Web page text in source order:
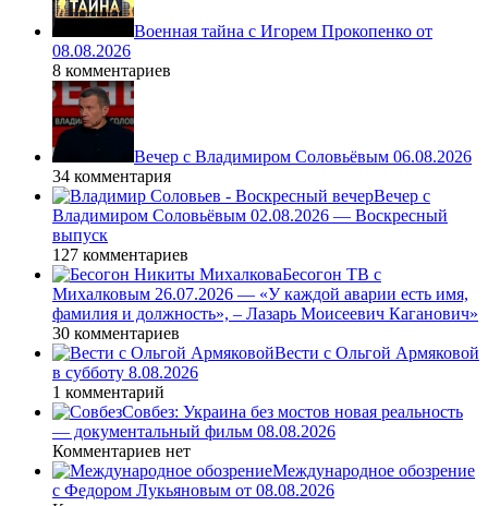
Военная тайна с Игорем Прокопенко от
08.08.2026
8 комментариев
Вечер с Владимиром Соловьёвым 06.08.2026
34 комментария
Вечер с
Владимиром Соловьёвым 02.08.2026 — Воскресный
выпуск
127 комментариев
Бесогон ТВ с
Михалковым 26.07.2026 — «У каждой аварии есть имя,
фамилия и должность», – Лазарь Моисеевич Каганович»
30 комментариев
Вести с Ольгой Армяковой
в субботу 8.08.2026
1 комментарий
Совбез: Украина без мостов новая реальность
— документальный фильм 08.08.2026
Комментариев нет
Международное обозрение
с Федором Лукьяновым от 08.08.2026